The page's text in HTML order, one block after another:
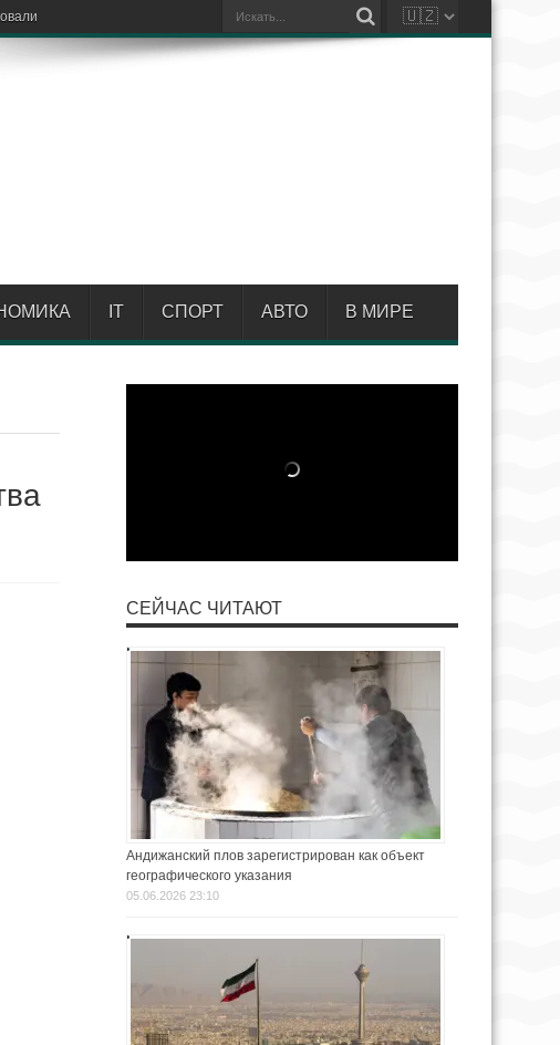
IT СПОРТ АВТО В МИРЕ
СЕЙЧАС ЧИТАЮТ
Андижанский плов зарегистрирован как объект
географического указания
05.06.2026 23:10